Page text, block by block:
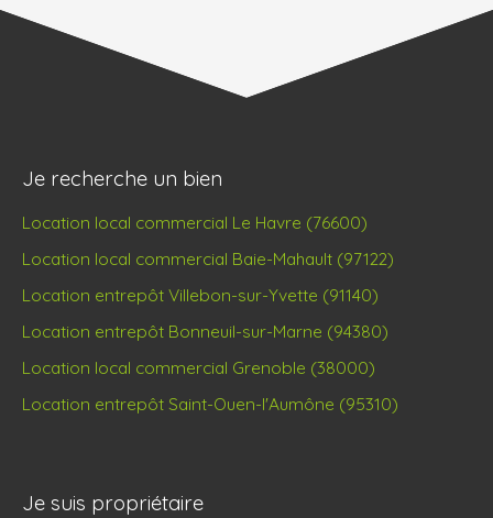
Je recherche un bien
Location local commercial Le Havre (76600)
Location local commercial Baie-Mahault (97122)
Location entrepôt Villebon-sur-Yvette (91140)
Location entrepôt Bonneuil-sur-Marne (94380)
Location local commercial Grenoble (38000)
Location entrepôt Saint-Ouen-l'Aumône (95310)
Je suis propriétaire